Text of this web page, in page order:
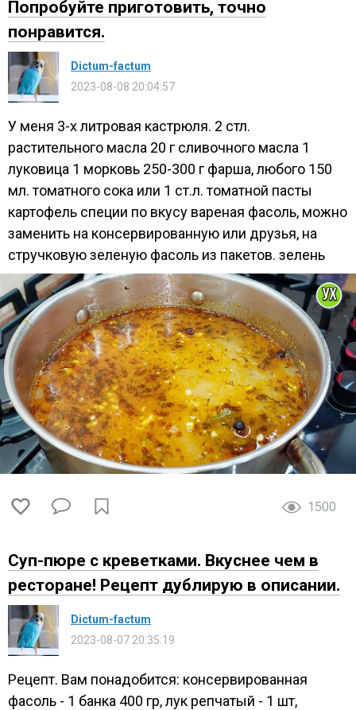
Попробуйте приготовить, точно
понравится.
Dictum-factum
2023-08-08 20:04:57
У меня 3-х литровая кастрюля. 2 стл.
растительного масла 20 г сливочного масла 1
луковица 1 морковь 250-300 г фарша, любого 150
мл. томатного сока или 1 ст.л. томатной пасты
картофель специи по вкусу вареная фасоль, можно
заменить на консервированную или друзья, на
стручковую зеленую фасоль из пакетов. зелень
1500
Суп-пюре с креветками. Вкуснее чем в
ресторане! Рецепт дублирую в описании.
Dictum-factum
2023-08-07 20:35:19
Рецепт. Вам понадобится: консервированная
фасоль - 1 банка 400 гр, лук репчатый - 1 шт,